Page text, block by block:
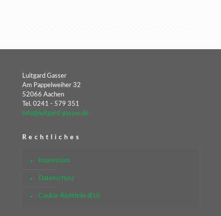
Luitgard Gasser
Am Pappelweiher 32
52066 Aachen
Tel. 0241 - 579 351
info@luitgard-gasser.de
Rechtliches
Impressum
Datenschutz
Cookie-Richtlinie (EU)